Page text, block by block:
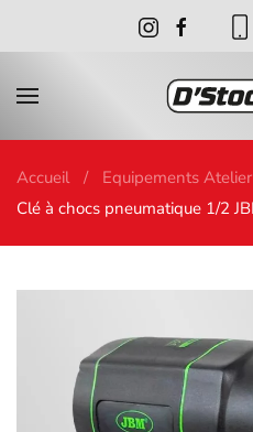
Accueil Equipements Atelier
Clé à chocs pneumatique 1/2